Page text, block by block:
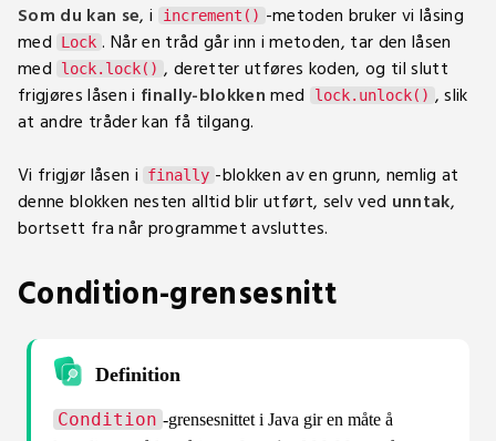
24
31
String
example
// Runnable task to call the increment
task
i i++
{
start
}
Som du kan se, i increment() -metoden bruker vi låsing
med
Lock . Når en tråd går inn i metoden, tar den låsen
med
lock.lock() , deretter utføres koden, og til slutt
frigjøres låsen i finally-blokkenmed lock.unlock() , slik
at andre tråder kan få tilgang.
Vi frigjør låsen i
finally -blokken av en grunn, nemlig at
denne blokken nesten alltid blir utført, selv ved unntak,
bortsett fra når programmet avsluttes.
Condition-grensesnitt